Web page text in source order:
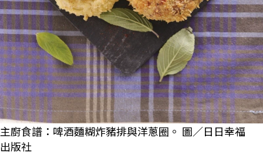
主廚食譜：啤酒麵糊炸豬排與洋蔥圈。 圖／日日幸福
出版社